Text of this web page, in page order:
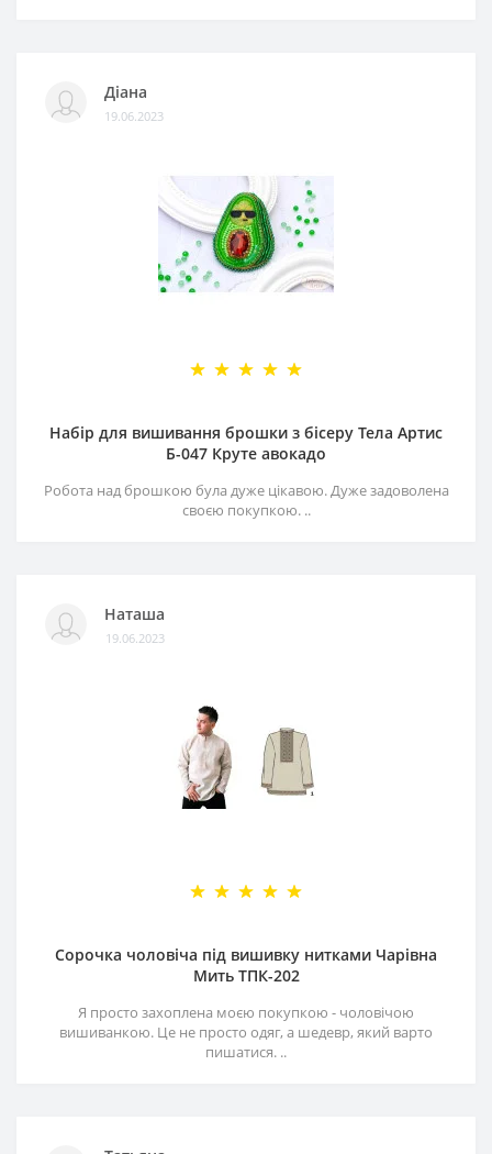
Діана
19.06.2023
Набір для вишивання брошки з бісеру Тела Артис
Б-047 Круте авокадо
Робота над брошкою була дуже цікавою. Дуже задоволена
своєю покупкою. ..
Наташа
19.06.2023
Сорочка чоловіча під вишивку нитками Чарівна
Мить ТПК-202
Я просто захоплена моєю покупкою - чоловічою
вишиванкою. Це не просто одяг, а шедевр, який варто
пишатися. ..